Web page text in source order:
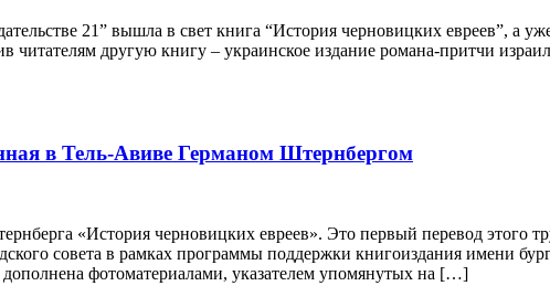
21” вышла в свет книга “История черновицких евреев”, а
другую книгу – украинское издание романа-притчи
в Тель-Авиве Германом Штернбергом
«История черновицких евреев». Это первый перевод этого
совета в рамках программы поддержки книгоиздания имени
фотоматериалами, указателем упомянутых на […]